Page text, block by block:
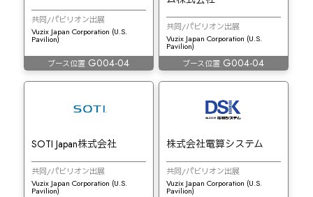
共同/パビリオン出展
Vuzix Japan Corporation (U.S.
Pavilion)
ブース位置 G004-04
共同/パビリオン出展
Vuzix Japan Corporation (U.S.
Pavilion)
ブース位置 G004-04
SOTI Japan株式会社
共同/パビリオン出展
Vuzix Japan Corporation (U.S.
Pavilion)
株式会社電算システム
共同/パビリオン出展
Vuzix Japan Corporation (U.S.
Pavilion)